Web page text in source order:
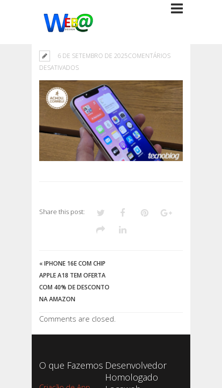
6 DE SETEMBRO DE 2025COMENTÁRIOS
DESATIVADOSEM
Share this post:
«IPHONE 16E COM CHIP
APPLE A18 TEM OFERTA
COM 40% DE DESCONTO
NA AMAZON
Comments are closed.
O que Fazemos Desenvolvedor
Homologado